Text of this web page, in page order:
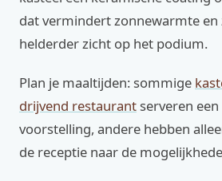
dat vermindert zonnewarmte
helderder zicht op het podium.
Plan je maaltijden: sommige
drijvend restaurant serveren
voorstelling, andere hebben
de receptie naar de